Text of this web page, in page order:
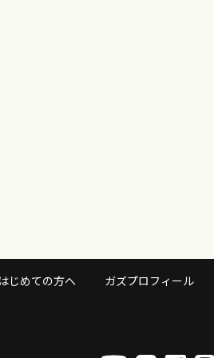
じめての方へ ガズプロフィール